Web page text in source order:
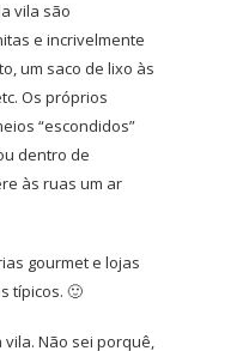
vila são
e incrivelmente
um saco de lixo às
Os próprios
“escondidos”
dentro de
às ruas um ar
gourmet e lojas
típicos. 🙂
Não sei porquê,